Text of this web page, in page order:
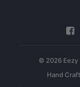
© 2026 Eezy